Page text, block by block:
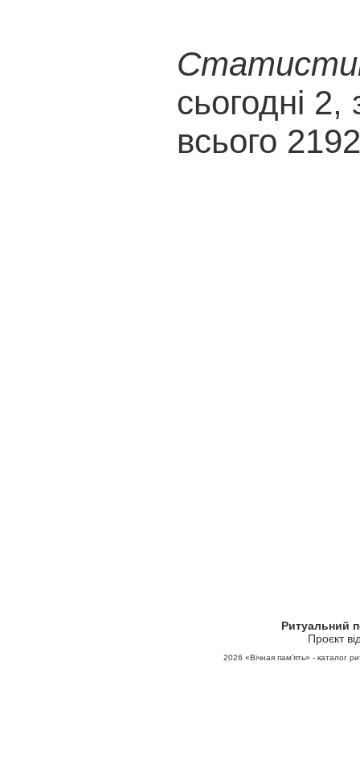
сьогодні 2,
всього 2192
Ритуальний
Проєкт
2026 «Вічная пам'ять» - каталог